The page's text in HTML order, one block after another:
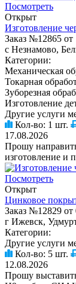
Посмотреть
Открыт
Изготовление
Заказ №12865 от
с Незнамово,
Категории:
Механическая
Токарная
Зуборезная
Изготовление
Другие услуги
Кол-во: 1 шт.
17.08.2026
Прошу
изготовление и
Посмотреть
Открыт
Цинковое
Заказ №12829 от
г Ижевск,
Категории:
Другие услуги
Кол-во: 5 шт.
12.08.2026
Прошу